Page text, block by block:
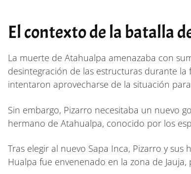
El contexto de la batalla
La muerte de Atahualpa amenazaba con
desintegración de las estructuras durante
intentaron aprovecharse de la situación
Sin embargo, Pizarro necesitaba un nuevo
hermano de Atahualpa, conocido por los
Tras elegir al nuevo Sapa Inca, Pizarro y
Hualpa fue envenenado en la zona de